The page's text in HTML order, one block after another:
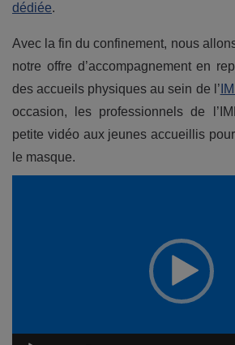
dédiée.
Avec la fin du confinement, nous
notre offre d’accompagnement en
des accueils physiques au sein de l’
occasion, les professionnels de
petite vidéo aux jeunes accueillis
le masque.